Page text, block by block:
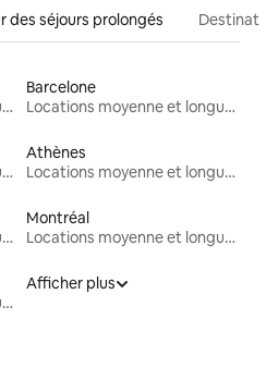
des séjours prolongés
Locations moyenne et longue durée
Barcelone
Locations moyenne et longue durée
Locations moyenne et longue durée
Athènes
Locations moyenne et longue durée
Locations moyenne et longue durée
Montréal
Locations moyenne et longue durée
Locations moyenne et longue durée
Afficher plus